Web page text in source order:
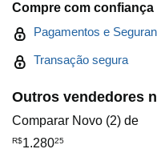
Compre com confiança
Pagamentos e
Transação segura
Outros vendedores
Comparar Novo (2) de
R$1.28025